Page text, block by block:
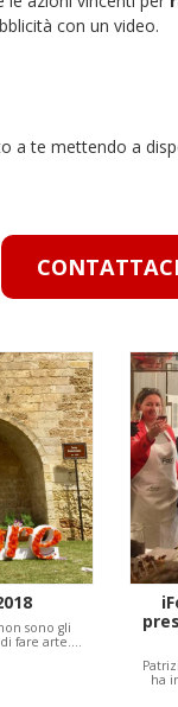
con un video.
a te mettendo a
sono gli
fare arte.…
ha